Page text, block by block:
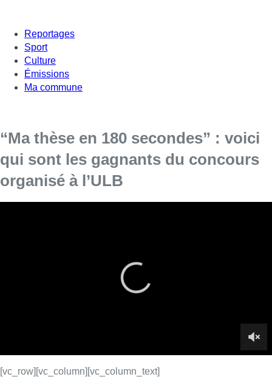
Reportages
Sport
Culture
Émissions
Ma commune
“Ma thèse en 180 secondes” : voici
qui sont les gagnants du concours
organisé à l’ULB
Leur défi était de résumer leur travail de thèse, souvent long de
C’est le doctorat de l’UCLouvain Antoine Ide, originaire de
Namur, qui a remporté le concours, avec sa thèse vulgarisée